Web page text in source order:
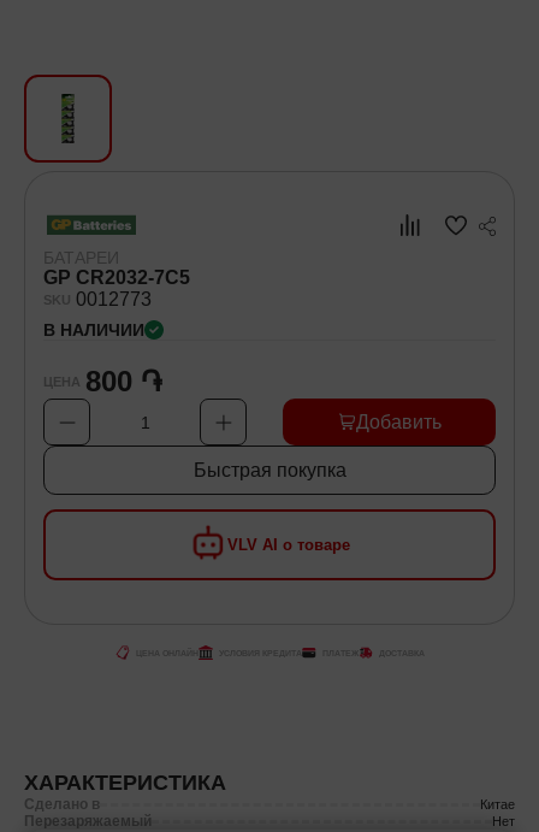
VLV AI о товаре
БАТАРЕИ
GP CR2032-7C5
SKU 0012773
В НАЛИЧИИ
ЦЕНА 800 ֏
1 Добавить
Быстрая покупка
ЦЕНА ОНЛАЙН УСЛОВИЯ КРЕДИТА ПЛАТЕЖ ДОСТАВКА
ХАРАКТЕРИСТИКА
Сделано в Китае
Перезаряжаемый Нет